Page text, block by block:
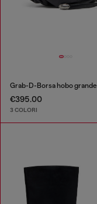
€395.00
3 COLORI